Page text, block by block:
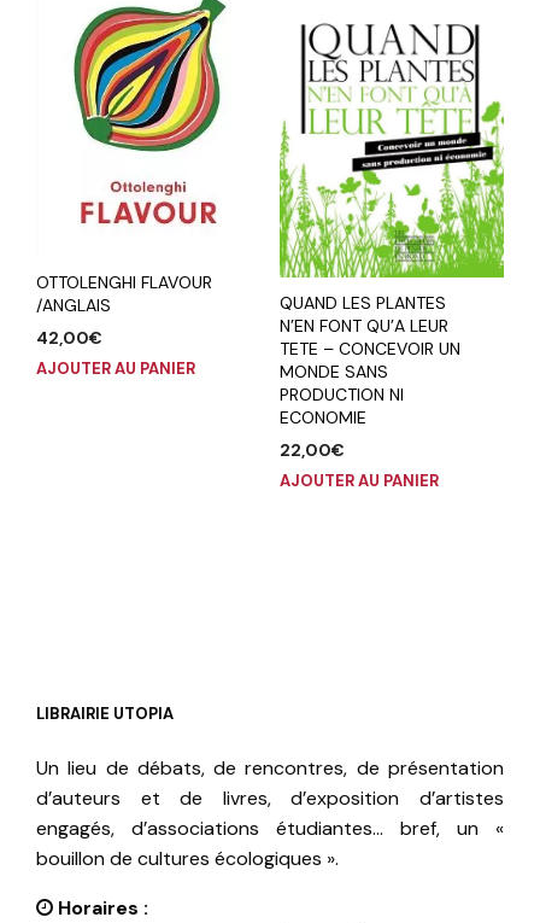
OTTOLENGHI FLAVOUR
/ANGLAIS
42,00€
AJOUTER AU PANIER
QUAND LES PLANTES
N’EN FONT QU’A LEUR
TETE – CONCEVOIR UN
MONDE SANS
PRODUCTION NI
ECONOMIE
22,00€
AJOUTER AU PANIER
LIBRAIRIE UTOPIA
Un lieu de débats, de rencontres, de présentation
d’auteurs et de livres, d’exposition d’artistes
engagés, d’associations étudiantes… bref, un «
bouillon de cultures écologiques ».
Horaires :